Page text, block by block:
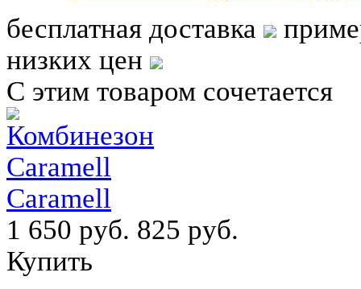
бесплатная доставка
низких цен
С этим товаром сочетается
Caramell
1 650 руб. 825 руб.
Купить